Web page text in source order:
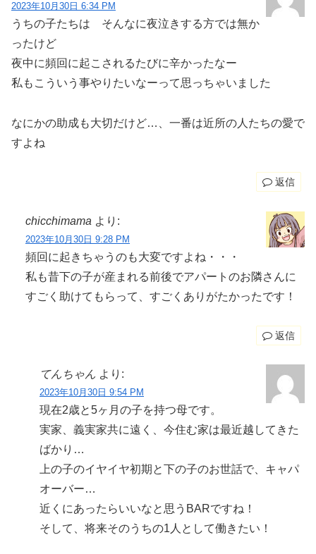
2023年10月30日 6:34 PM
うちの子たちは そんなに夜泣きする方では無か
ったけど
夜中に頻回に起こされるたびに辛かったなー
私もこういう事やりたいなーって思っちゃいました
なにかの助成も大切だけど…、一番は近所の人たちの愛で
すよね
返信
chicchimama より:
2023年10月30日 9:28 PM
頻回に起きちゃうのも大変ですよね・・・
私も昔下の子が産まれる前後でアパートのお隣さんに
すごく助けてもらって、すごくありがたかったです！
返信
てんちゃん より:
2023年10月30日 9:54 PM
現在2歳と5ヶ月の子を持つ母です。
実家、義実家共に遠く、今住む家は最近越してきた
ばかり…
上の子のイヤイヤ初期と下の子のお世話で、キャパ
オーバー…
近くにあったらいいなと思うBARですね！
そして、将来そのうちの1人として働きたい！